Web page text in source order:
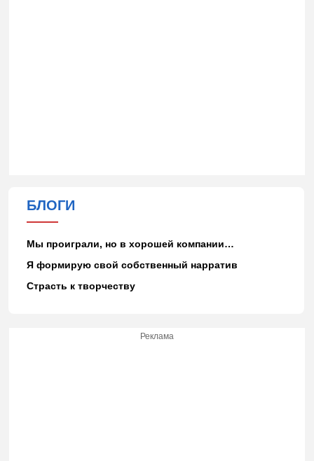
БЛОГИ
Мы проиграли, но в хорошей компании…
Я формирую свой собственный нарратив
Страсть к творчеству
Реклама